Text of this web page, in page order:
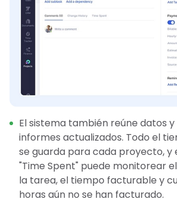
El sistema también reúne datos
informes actualizados. Todo el
se guarda para cada proyecto, y
"Time Spent" puede monitorear
la tarea, el tiempo facturable y
horas aún no se han facturado.